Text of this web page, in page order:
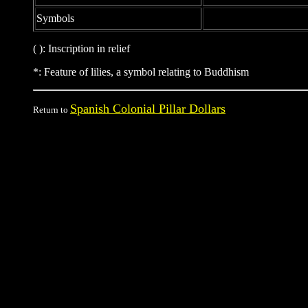
Symbols
( ): Inscription in relief
*: Feature of lilies, a symbol relating to Buddhism
Return to Spanish Colonial Pillar Dollars